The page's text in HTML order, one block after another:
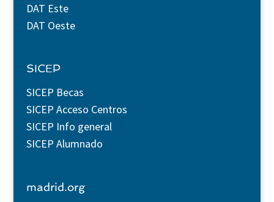
DAT Este
DAT Oeste
SICEP
SICEP Becas
SICEP Acceso Centros
SICEP Info general
SICEP Alumnado
madrid.org